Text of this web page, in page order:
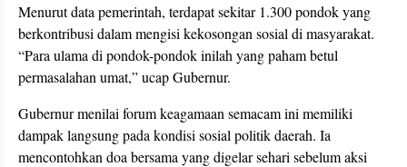
Menurut data pemerintah, terdapat sekitar 1.300 pondok yang
berkontribusi dalam mengisi kekosongan sosial di masyarakat.
“Para ulama di pondok-pondok inilah yang paham betul
permasalahan umat,” ucap Gubernur.
Gubernur menilai forum keagamaan semacam ini memiliki
dampak langsung pada kondisi sosial politik daerah. Ia
mencontohkan doa bersama yang digelar sehari sebelum aksi